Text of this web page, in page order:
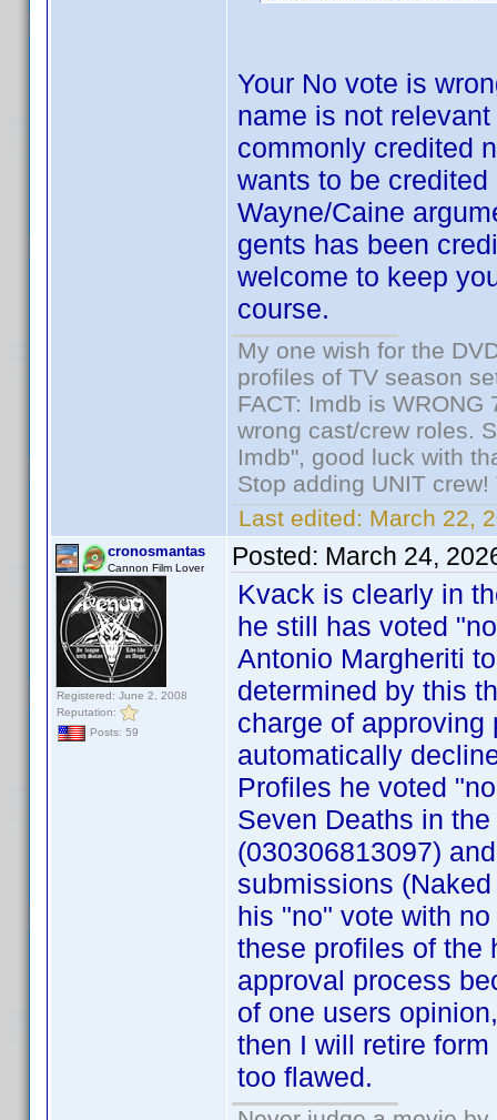
Your No vote is
name is not
commonly credited
wants to be
Wayne/Caine
gents has been
welcome to keep
course.
My one wish for the
profiles of TV season
FACT: Imdb is
wrong cast/crew roles.
Imdb", good luck with
Stop adding UNIT
Last edited: March 22,
cronosmantas
Cannon Film Lover
Registered: June 2, 2008
Reputation:
Posts: 59
Posted: March 24,
Kvack is clearly in
he still has voted
Antonio Margheriti
determined by this
charge of
automatically
Profiles he voted
Seven Deaths in
(030306813097)
submissions
his "no" vote with
these profiles of the
approval process
of one users
then I will retire
too flawed.